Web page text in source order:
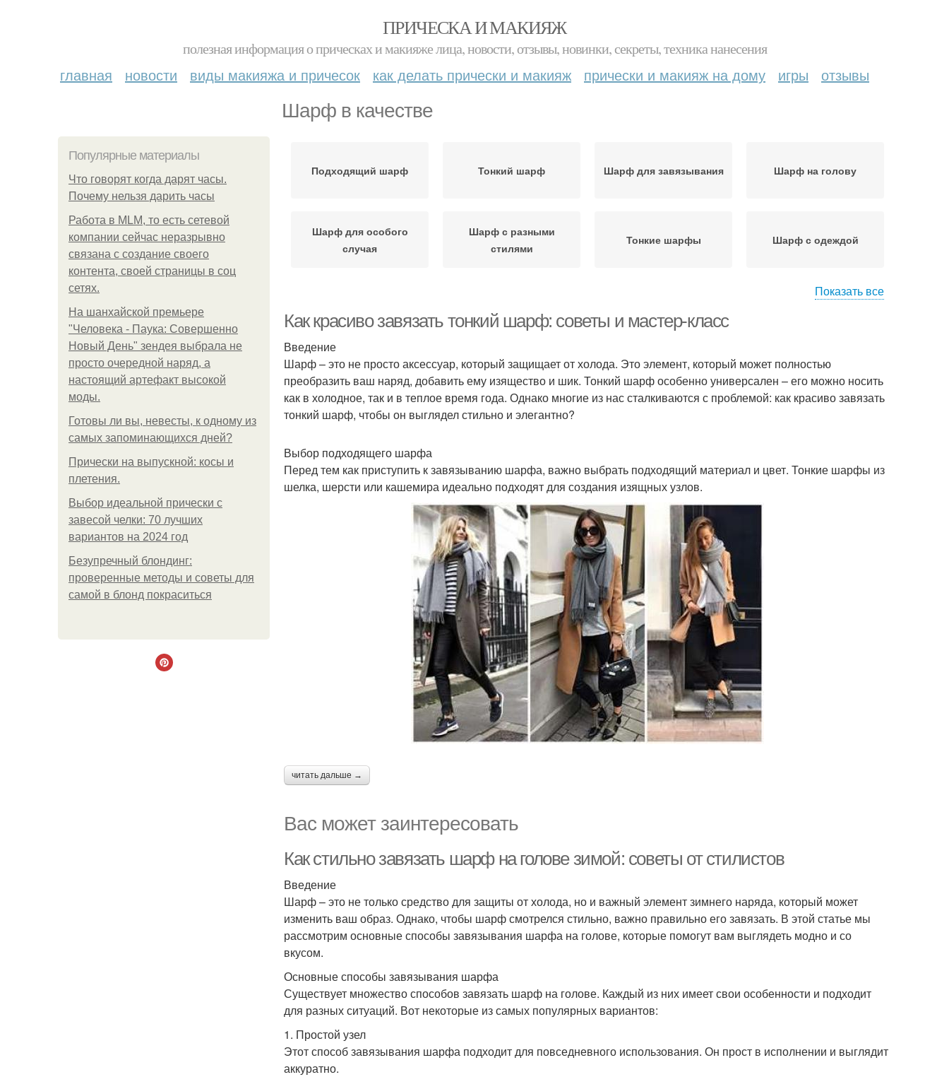
ПРИЧЕСКА И МАКИЯЖ
полезная информация о прическах и макияже лица, новости, отзывы, новинки, секреты, техника нанесения
главная новости виды макияжа и причесок как делать прически и макияж прически и макияж на дому игры отзывы
Шарф в качестве
Популярные материалы
Что говорят когда дарят часы.
Почему нельзя дарить часы
Работа в MLM, то есть сетевой
компании сейчас неразрывно
связана с создание своего
контента, своей страницы в соц
сетях.
На шанхайской премьере
"Человека - Паука: Совершенно
Новый День" зендея выбрала не
просто очередной наряд, а
настоящий артефакт высокой
моды.
Готовы ли вы, невесты, к одному из
самых запоминающихся дней?
Прически на выпускной: косы и
плетения.
Выбор идеальной прически с
завесой челки: 70 лучших
вариантов на 2024 год
Безупречный блондинг:
проверенные методы и советы для
самой в блонд покраситься
Подходящий шарф Тонкий шарф Шарф для завязывания Шарф на голову
Шарф для особого
случая
Шарф с разными
стилями
Тонкие шарфы Шарф с одеждой
Показать все
Как красиво завязать тонкий шарф: советы и мастер-класс
Введение
Шарф – это не просто аксессуар, который защищает от холода. Это элемент, который может полностью
преобразить ваш наряд, добавить ему изящество и шик. Тонкий шарф особенно универсален – его можно носить
как в холодное, так и в теплое время года. Однако многие из нас сталкиваются с проблемой: как красиво завязать
тонкий шарф, чтобы он выглядел стильно и элегантно?
Выбор подходящего шарфа
Перед тем как приступить к завязыванию шарфа, важно выбрать подходящий материал и цвет. Тонкие шарфы из
шелка, шерсти или кашемира идеально подходят для создания изящных узлов.
читать дальше →
Вас может заинтересовать
Как стильно завязать шарф на голове зимой: советы от стилистов
Введение
Шарф – это не только средство для защиты от холода, но и важный элемент зимнего наряда, который может
изменить ваш образ. Однако, чтобы шарф смотрелся стильно, важно правильно его завязать. В этой статье мы
рассмотрим основные способы завязывания шарфа на голове, которые помогут вам выглядеть модно и со
вкусом.
Основные способы завязывания шарфа
Существует множество способов завязать шарф на голове. Каждый из них имеет свои особенности и подходит
для разных ситуаций. Вот некоторые из самых популярных вариантов:
1. Простой узел
Этот способ завязывания шарфа подходит для повседневного использования. Он прост в исполнении и выглядит
аккуратно.